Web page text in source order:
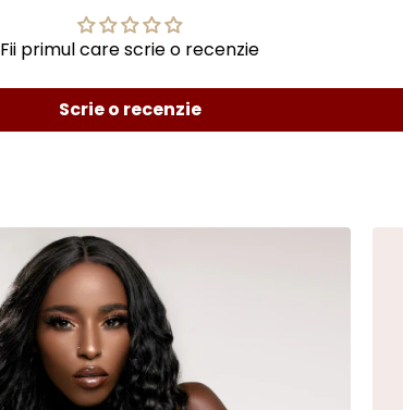
Fii primul care scrie o recenzie
Scrie o recenzie